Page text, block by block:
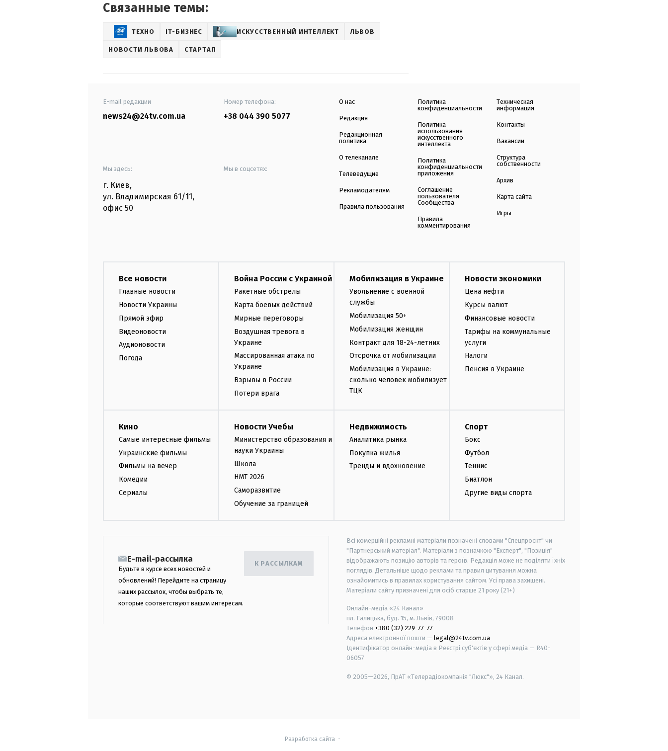
Связанные темы:
ТЕХНО IT-БИЗНЕС ИСКУССТВЕННЫЙ ИНТЕЛЛЕКТ ЛЬВОВ
НОВОСТИ ЛЬВОВА СТАРТАП
E-mail редакции
news24@24tv.com.ua
Номер телефона:
+38 044 390 5077
Мы здесь:
г. Киев,
ул. Владимирская 61/11,
офис 50
Мы в соцсетях:
О нас
Редакция
Редакционная
политика
О телеканале
Телеведущие
Рекламодателям
Правила пользования
Политика
конфиденциальности
Политика
использования
искусственного
интеллекта
Политика
конфиденциальности
приложения
Соглашение
пользователя
Сообщества
Правила
комментирования
Техническая
информация
Контакты
Вакансии
Структура
собственности
Архив
Карта сайта
Игры
Все новости
Главные новости
Новости Украины
Прямой эфир
Видеоновости
Аудионовости
Погода
Война России с Украиной
Ракетные обстрелы
Карта боевых действий
Мирные переговоры
Воздушная тревога в
Украине
Массированная атака по
Украине
Взрывы в России
Потери врага
Мобилизация в Украине
Увольнение с военной
службы
Мобилизация 50+
Мобилизация женщин
Контракт для 18-24-летних
Отсрочка от мобилизации
Мобилизация в Украине:
сколько человек мобилизует
ТЦК
Новости экономики
Цена нефти
Курсы валют
Финансовые новости
Тарифы на коммунальные
услуги
Налоги
Пенсия в Украине
Кино
Самые интересные фильмы
Украинские фильмы
Фильмы на вечер
Комедии
Сериалы
Новости Учебы
Министерство образования и
науки Украины
Школа
НМТ 2026
Саморазвитие
Обучение за границей
Недвижимость
Аналитика рынка
Покупка жилья
Тренды и вдохновение
Спорт
Бокс
Футбол
Теннис
Биатлон
Другие виды спорта
E-mail-рассылка
Будьте в курсе всех новостей и
обновлений! Перейдите на страницу
наших рассылок, чтобы выбрать те,
которые соответствуют вашим интересам.
К РАССЫЛКАМ
Всі комерційні рекламні матеріали позначені словами "Спецпроєкт" чи
"Партнерський матеріал". Матеріали з позначкою "Експерт", "Позиція"
відображають позицію авторів та героїв. Редакція може не поділяти їхніх
поглядів. Детальніше щодо реклами та правил цитування можна
ознайомитись в правилах користування сайтом. Усі права захищені.
Матеріали сайту призначені для осіб старше 21 року (21+)
Онлайн-медіа «24 Канал»
пл. Галицька, буд. 15, м. Львів, 79008
Телефон +380 (32) 229-77-77
Адреса електронної пошти — legal@24tv.com.ua
Ідентифікатор онлайн-медіа в Реєстрі суб'єктів у сфері медіа — R40-
06057
© 2005—2026, ПрАТ «Телерадіокомпанія "Люкс"», 24 Канал.
Разработка сайта -